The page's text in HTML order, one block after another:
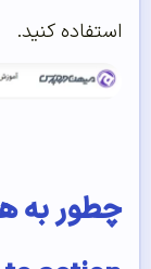
استفاده کنید.